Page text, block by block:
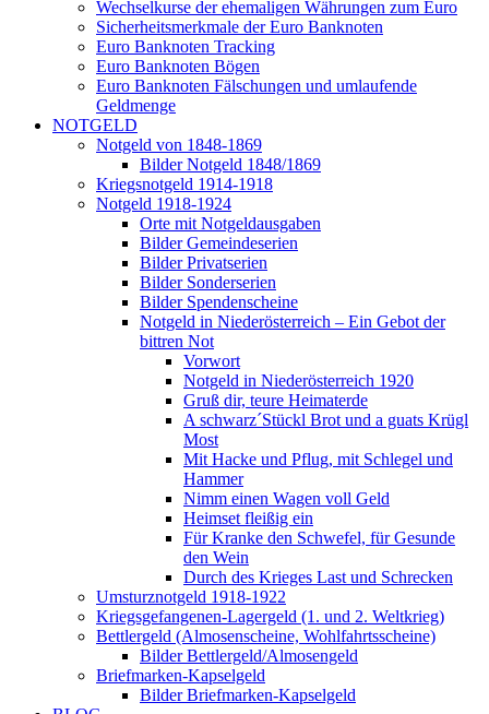
Wechselkurse der ehemaligen Währungen zum Euro
Sicherheitsmerkmale der Euro Banknoten
Euro Banknoten Tracking
Euro Banknoten Bögen
Euro Banknoten Fälschungen und umlaufende
Geldmenge
NOTGELD
Notgeld von 1848-1869
Bilder Notgeld 1848/1869
Kriegsnotgeld 1914-1918
Notgeld 1918-1924
Orte mit Notgeldausgaben
Bilder Gemeindeserien
Bilder Privatserien
Bilder Sonderserien
Bilder Spendenscheine
Notgeld in Niederösterreich – Ein Gebot der
bittren Not
Vorwort
Notgeld in Niederösterreich 1920
Gruß dir, teure Heimaterde
A schwarz´Stückl Brot und a guats Krügl
Most
Mit Hacke und Pflug, mit Schlegel und
Hammer
Nimm einen Wagen voll Geld
Heimset fleißig ein
Für Kranke den Schwefel, für Gesunde
den Wein
Durch des Krieges Last und Schrecken
Umsturznotgeld 1918-1922
Kriegsgefangenen-Lagergeld (1. und 2. Weltkrieg)
Bettlergeld (Almosenscheine, Wohlfahrtsscheine)
Bilder Bettlergeld/Almosengeld
Briefmarken-Kapselgeld
Bilder Briefmarken-Kapselgeld